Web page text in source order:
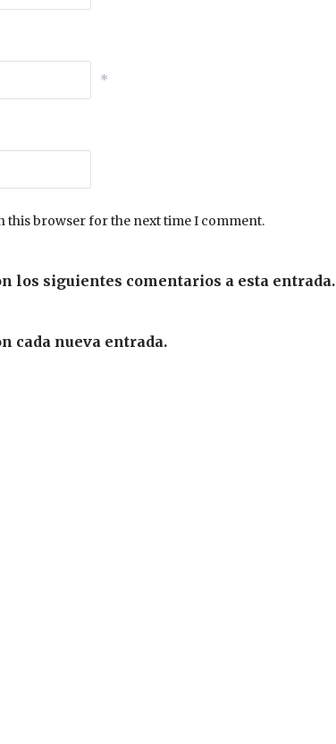
*
this browser for the next time I comment.
los siguientes comentarios a esta entrada.
cada nueva entrada.